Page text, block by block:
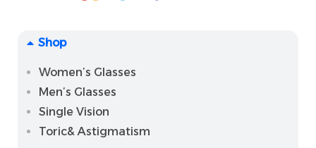
Shop
Women’s Glasses
Men’s Glasses
Single Vision
Toric& Astigmatism